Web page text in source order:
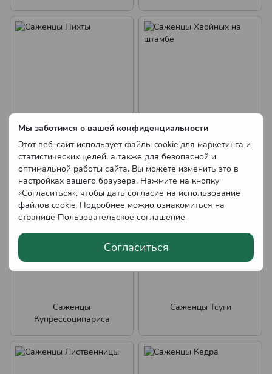
Мы заботимся о вашей конфиденциальности
Этот веб-сайт использует файлы cookie для маркетинга и
статистических целей, а также для безопасной и
оптимальной работы сайта. Вы можете изменить это в
настройках вашего браузера. Нажмите на кнопку
«Согласиться», чтобы дать согласие на использование
файлов cookie. Подробнее можно ознакомиться на
странице Пользовательское соглашение.
Согласиться
Саженцы Пихты
Саженцы Хвойных на
штамбе
Саженцы
Купрессоципариса
Саженцы Тсуги